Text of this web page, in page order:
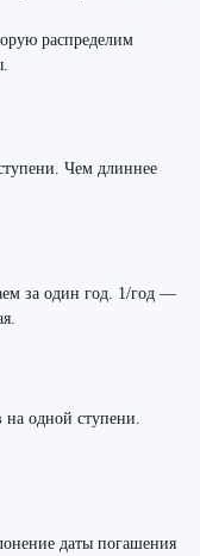
распределим
Чем длиннее
за один год. 1/год —
одной ступени.
даты погашения